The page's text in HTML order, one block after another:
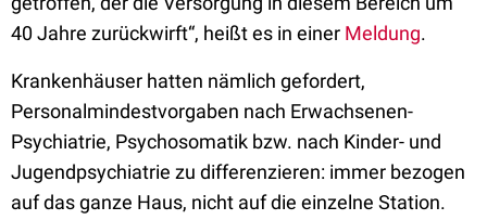
40 Jahre zurückwirft“, heißt es in einer Meldung.
Krankenhäuser hatten nämlich gefordert,
Personalmindestvorgaben nach Erwachsenen-
Psychiatrie, Psychosomatik bzw. nach Kinder- und
Jugendpsychiatrie zu differenzieren: immer bezogen
auf das ganze Haus, nicht auf die einzelne Station.